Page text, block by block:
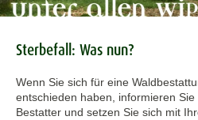
Sterbefall: Was nun?
Wenn Sie sich für eine
entschieden haben, informieren
Bestatter und setzen Sie sich mit